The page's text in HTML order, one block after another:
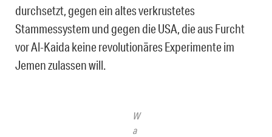
durchsetzt, gegen ein altes verkrustetes
Stammessystem und gegen die USA, die aus Furcht
vor Al-Kaida keine revolutionäres Experimente im
Jemen zulassen will.
W
a